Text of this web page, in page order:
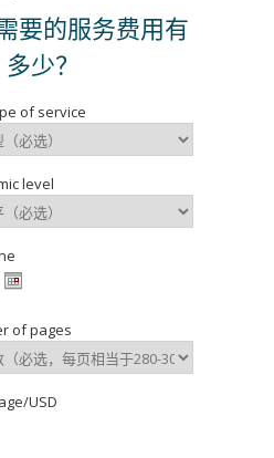
要的服务费用有
多少？
of service
level
of pages
USD